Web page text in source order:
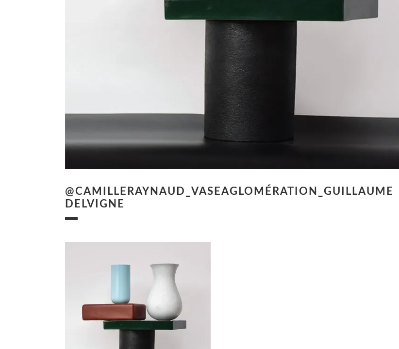
@CAMILLERAYNAUD_VASEAGLOMÉRATION_GUILLAUME
DELVIGNE